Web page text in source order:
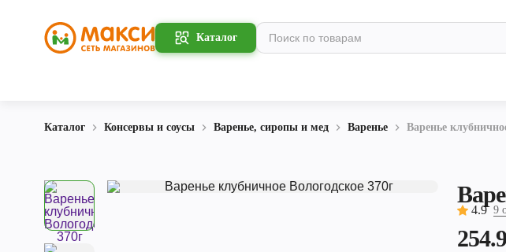
Каталог
Каталог Консервы и соусы Варенье, сиропы и мед Варенье Варенье
4.9 9